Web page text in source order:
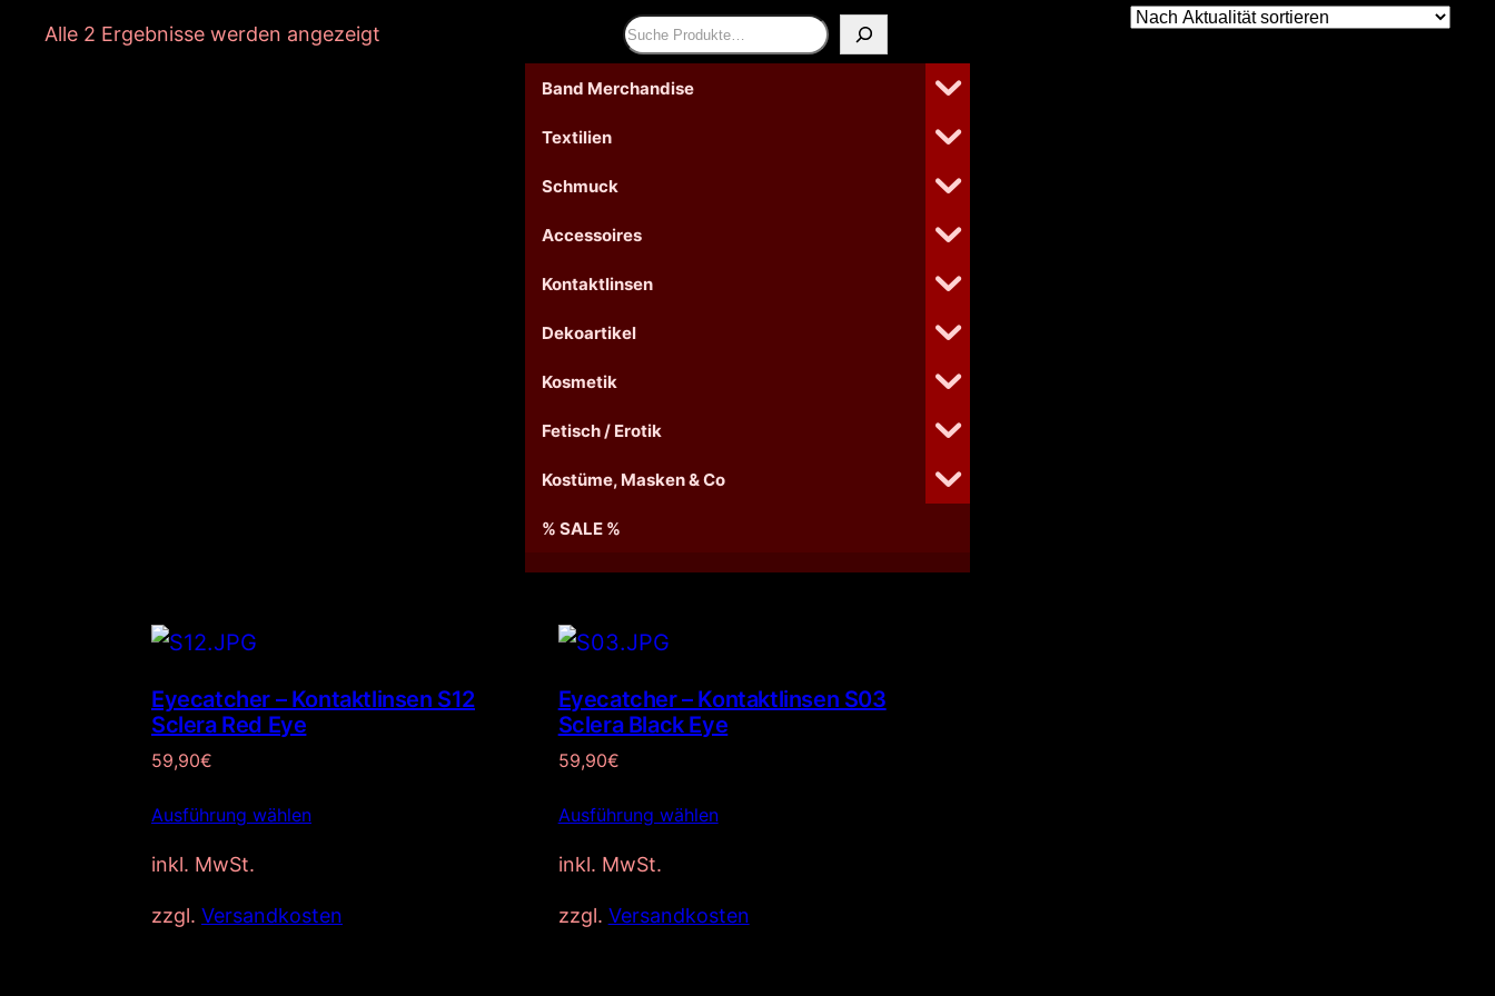
Alle 2 Ergebnisse werden angezeigt Suchen
Band Merchandise
Textilien
Schmuck
Accessoires
Kontaktlinsen
Dekoartikel
Kosmetik
Fetisch / Erotik
Kostüme, Masken & Co
% SALE %
Eyecatcher – Kontaktlinsen S12
Sclera Red Eye
59,90€
Ausführung wählen
inkl. MwSt.
zzgl. Versandkosten
Eyecatcher – Kontaktlinsen S03
Sclera Black Eye
59,90€
Ausführung wählen
inkl. MwSt.
zzgl. Versandkosten